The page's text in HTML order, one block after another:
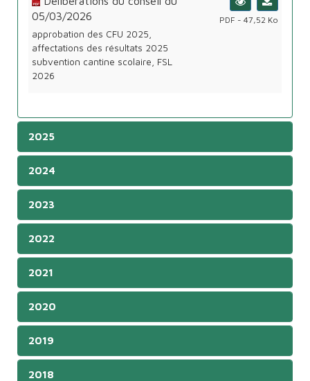
05/03/2026
approbation des CFU 2025,
affectations des résultats 2025
subvention cantine scolaire, FSL
2026
PDF - 47,52 Ko
2025
2024
2023
2022
2021
2020
2019
2018